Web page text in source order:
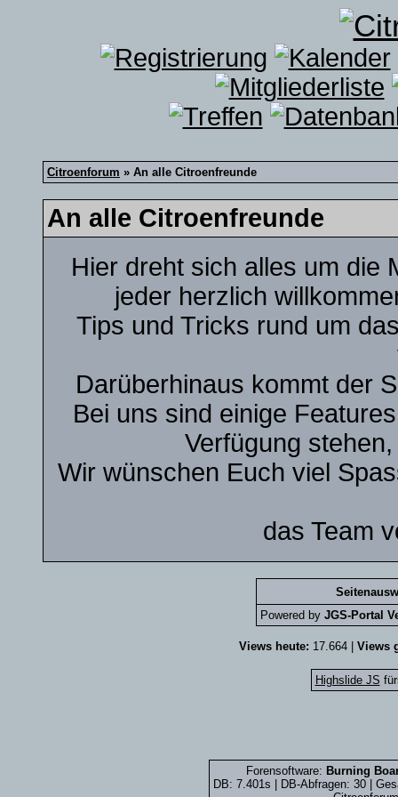
Citroenforum » An alle Citroenfreunde
An alle Citroenfreunde
Hier dreht sich alles um die
jeder herzlich
Tips und Tricks rund um
Darüberhinaus kommt der
Bei uns sind einige
Verfügung
Wir wünschen Euch viel
das Team
Powered by JGS-Portal
Views heute: 17.664 | Views
Highslide JS
Forensoftware: Burning
DB: 7.401s | DB-Abfragen: 30 |